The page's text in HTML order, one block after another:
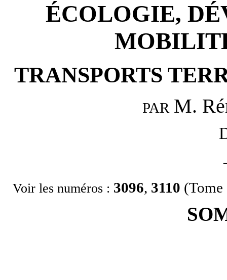
ÉCOLOGIE,
TRANSPORTS
PAR M.
Voir les numéros : 3096, 3110 (Tome